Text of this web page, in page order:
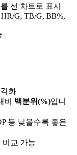
선 차트로 표시
G, TB/G, BB%,
화
비 백분위(%)입니
등 낮을수록 좋은
비교 가능